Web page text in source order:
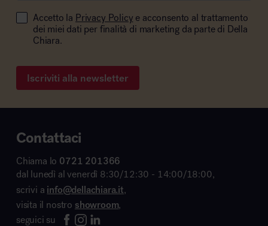
Accetto la Privacy Policy e acconsento al trattamento
dei miei dati per finalità di marketing da parte di Della
Chiara.
Iscriviti alla newsletter
Contattaci
Chiama lo 0721 201366
dal lunedì al venerdì 8:30/12:30 - 14:00/18:00,
scrivi a info@dellachiara.it,
visita il nostro showroom,
seguici su